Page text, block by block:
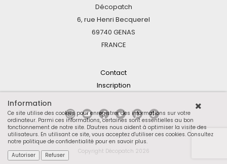
Décopatch
6, rue Henri Becquerel
69740 GENAS
FRANCE
Contact
Inscription
Copyright Décopatch 2026
Information
Ce site utilise des cookies pour enregistrer des informations sur votre
ordinateur. Parmi ces informations, certaines sont essentielles au bon
fonctionnement de notre site. D'autres nous aident à optimiser la visite des
utilisateurs. En utilisant ce site, vous acceptez d'utiliser ces cookies. Consultez
notre politique de confidentialité pour en savoir plus.
Autoriser
Refuser